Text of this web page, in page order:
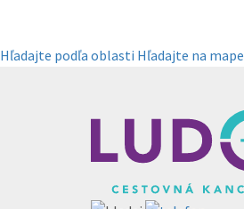
Hľadajte podľa oblasti Hľadajte na mape